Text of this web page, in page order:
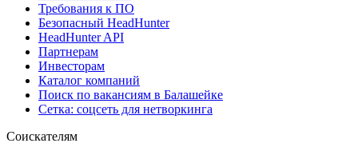
Требования к ПО
Безопасный HeadHunter
HeadHunter API
Партнерам
Инвесторам
Каталог компаний
Поиск по вакансиям в Балашейке
Сетка: соцсеть для нетворкинга
Соискателям